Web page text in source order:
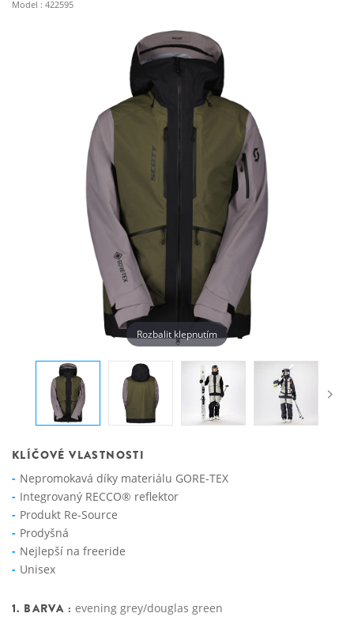
Model : 422595
Rozbalit klepnutím
KLÍČOVÉ VLASTNOSTI
Nepromokavá díky materiálu GORE-TEX
Integrovaný RECCO® reflektor
Produkt Re-Source
Prodyšná
Nejlepší na freeride
Unisex
1. BARVA : evening grey/douglas green